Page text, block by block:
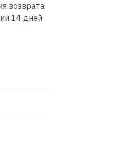
возврата
14 дней